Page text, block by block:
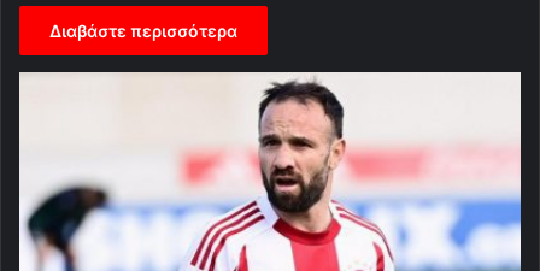
Διαβάστε περισσότερα